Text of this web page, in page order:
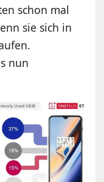
schon mal
sie sich in
nun